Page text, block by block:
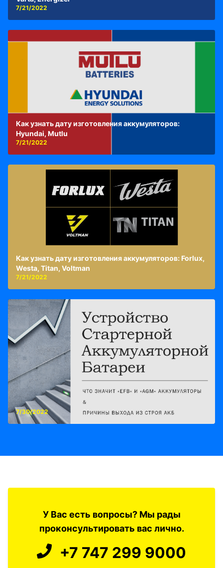
7/21/2022
Как узнать дату изготовления аккумуляторов:
Hyundai, Mutlu
7/21/2022
Как узнать дату изготовления аккумуляторов: Forlux,
Westa, Titan, Voltman
7/21/2022
7/30/2022
У Вас есть вопросы? Мы рады
проконсультировать вас лично.
+7 747 299 9000